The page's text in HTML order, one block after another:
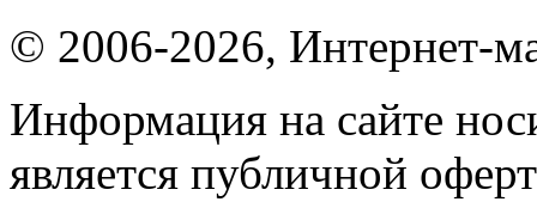
© 2006-2026, Интернет-
Информация на сайте
является публичной